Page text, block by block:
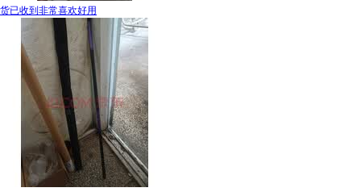
货已收到非常喜欢好用